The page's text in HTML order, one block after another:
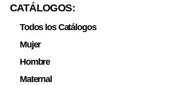
CATÁLOGOS:
Todos los Catálogos
Mujer
Hombre
Maternal